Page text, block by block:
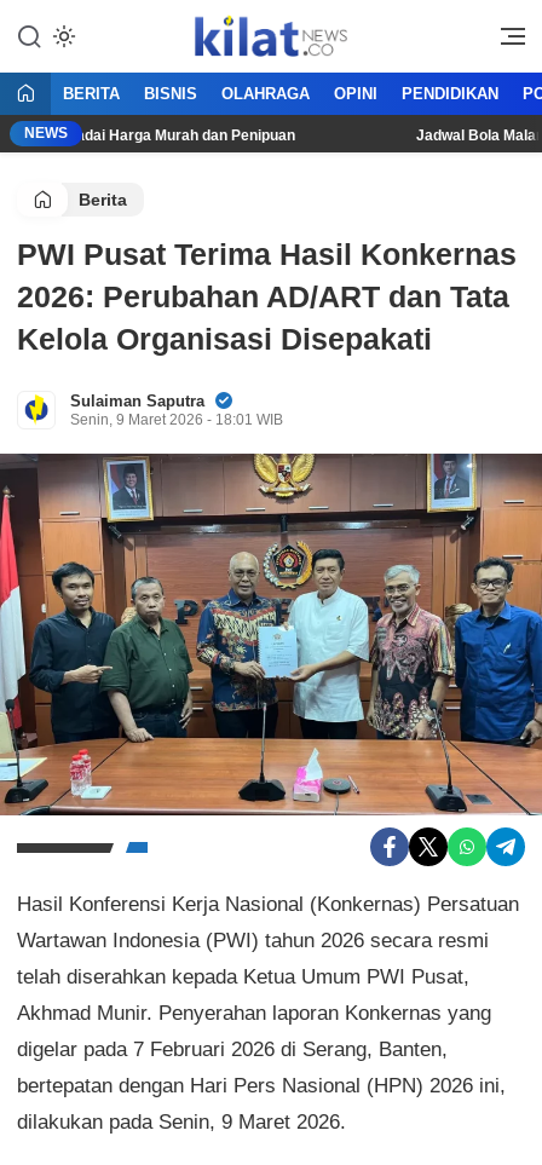
KilatNews.co
Mencerdaskan Anak Bangsa
BERITA BISNIS OLAHRAGA OPINI PENDIDIKAN
NEWS Harga Murah dan Penipuan Jadwal Bola Malam
Berita
PWI Pusat Terima Hasil Konkernas
2026: Perubahan AD/ART dan Tata
Kelola Organisasi Disepakati
Sulaiman Saputra
Senin, 9 Maret 2026 - 18:01 WIB
Hasil Konferensi Kerja Nasional (Konkernas) Persatuan
Wartawan Indonesia (PWI) tahun 2026 secara resmi
telah diserahkan kepada Ketua Umum PWI Pusat,
Akhmad Munir. Penyerahan laporan Konkernas yang
digelar pada 7 Februari 2026 di Serang, Banten,
bertepatan dengan Hari Pers Nasional (HPN) 2026 ini,
dilakukan pada Senin, 9 Maret 2026.